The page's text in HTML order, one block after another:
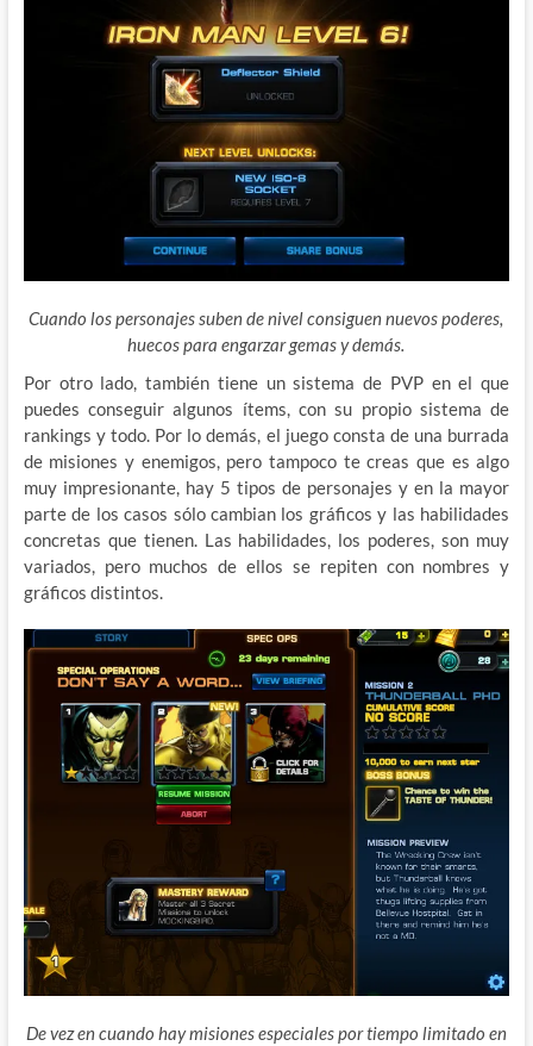
Cuando los personajes suben de nivel consiguen nuevos poderes,
huecos para engarzar gemas y demás.
Por otro lado, también tiene un sistema de PVP en el que
puedes conseguir algunos ítems, con su propio sistema de
rankings y todo. Por lo demás, el juego consta de una burrada
de misiones y enemigos, pero tampoco te creas que es algo
muy impresionante, hay 5 tipos de personajes y en la mayor
parte de los casos sólo cambian los gráficos y las habilidades
concretas que tienen. Las habilidades, los poderes, son muy
variados, pero muchos de ellos se repiten con nombres y
gráficos distintos.
De vez en cuando hay misiones especiales por tiempo limitado en